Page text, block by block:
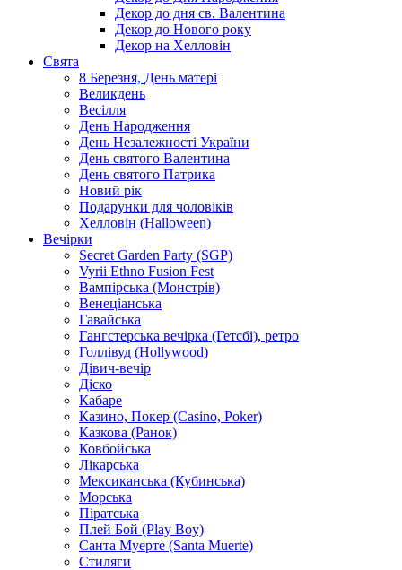
Декор до дня св. Валентина
Декор до Нового року
Декор на Хелловін
Свята
8 Березня, День матері
Великдень
Весілля
День Народження
День Незалежності України
День святого Валентина
День святого Патрика
Новий рік
Подарунки для чоловіків
Хелловін (Halloween)
Вечірки
Secret Garden Party (SGP)
Vyrii Ethno Fusion Fest
Вампірська (Монстрів)
Венеціанська
Гавайська
Гангстерська вечірка (Гетсбі), ретро
Голлівуд (Hollywood)
Дівич-вечір
Діско
Кабаре
Казино, Покер (Casino, Poker)
Казкова (Ранок)
Ковбойська
Лікарська
Мексиканська (Кубинська)
Морська
Піратська
Плей Бой (Play Boy)
Санта Муерте (Santa Muerte)
Стиляги